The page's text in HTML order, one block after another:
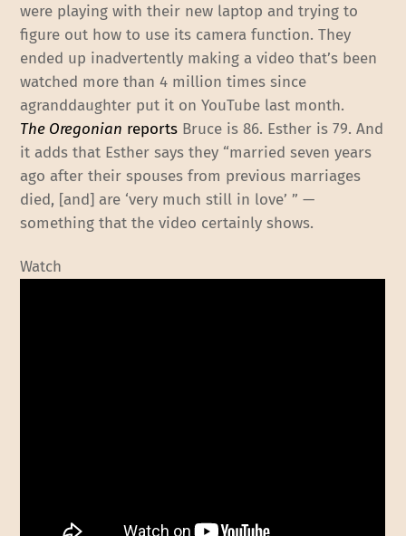
were playing with their new laptop and trying to
figure out how to use its camera function. They
ended up inadvertently making a video that’s been
watched more than 4 million times since
agranddaughter put it on YouTube last month.
The Oregonian reports Bruce is 86. Esther is 79. And
it adds that Esther says they “married seven years
ago after their spouses from previous marriages
died, [and] are ‘very much still in love’ ” —
something that the video certainly shows.
Watch